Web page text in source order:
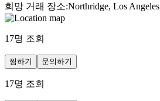
희망 거래 장소:Northridge, Los Angeles
17명 조회
찜하기 문의하기
17명 조회